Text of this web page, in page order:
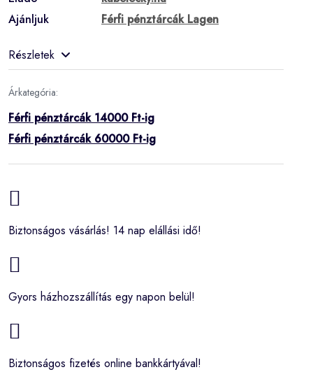
Ajánljuk
Férfi pénztárcák Lagen
Részletek
Árkategória:
Férfi pénztárcák 14000 Ft-ig
Férfi pénztárcák 60000 Ft-ig
Biztonságos vásárlás! 14 nap elállási idő!
Gyors házhozszállítás egy napon belül!
Biztonságos fizetés online bankkártyával!